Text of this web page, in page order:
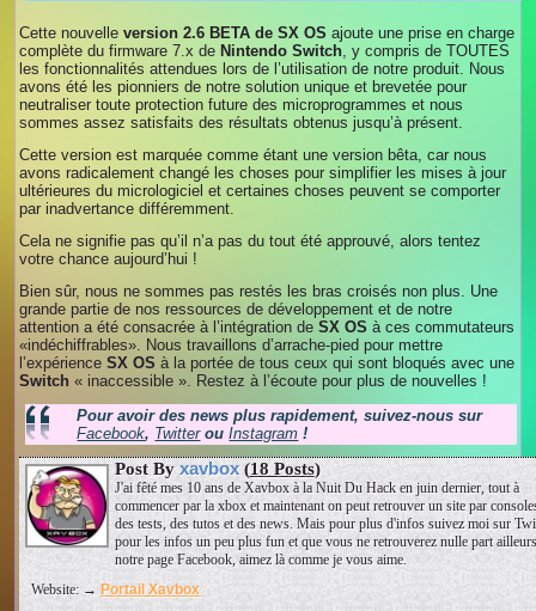
Cette nouvelleversion 2.6 BETA de SX OS ajoute une prise en charge
complète du firmware 7.x de Nintendo Switch , y compris de TOUTES
les fonctionnalités attendues lors de l’utilisation de notre produit. Nous
avons été les pionniers de notre solution unique et brevetée pour
neutraliser toute protection future des microprogrammes et nous
sommes assez satisfaits des résultats obtenus jusqu’à présent.
Cette version est marquée comme étant une version bêta, car nous
avons radicalement changé les choses pour simplifier les mises à jour
ultérieures du micrologiciel et certaines choses peuvent se comporter
par inadvertance différemment.
Cela ne signifie pas qu’il n’a pas du tout été approuvé, alors tentez
votre chance aujourd’hui !
Bien sûr, nous ne sommes pas restés les bras croisés non plus. Une
grande partie de nos ressources de développement et de notre
attention a été consacrée à l’intégration de SX OS à ces commutateurs
«indéchiffrables». Nous travaillons d’arrache-pied pour mettre
l’expérienceSX OS à la portée de tous ceux qui sont bloqués avec une
Switch « inaccessible ». Restez à l’écoute pour plus de nouvelles !
Pour avoir des news plus rapidement, suivez-nous sur
Facebook, TwitterouInstagram !
Post By xavbox(18 Posts)
J'ai fêté mes 10 ans de Xavbox à la Nuit Du Hack en juin dernier, tout à
commencer par la xbox et maintenant on peut retrouver un site par
des tests, des tutos et des news. Mais pour plus d'infos suivez moi sur
pour les infos un peu plus fun et que vous ne retrouverez nulle part
notre page Facebook, aimez là comme je vous aime.
Website: → Portail Xavbox